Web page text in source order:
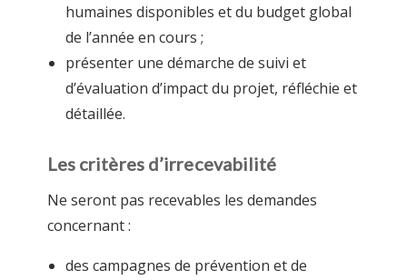
humaines disponibles et du budget global
de l’année en cours ;
présenter une démarche de suivi et
d’évaluation d’impact du projet, réfléchie et
détaillée.
Les critères d’irrecevabilité
Ne seront pas recevables les demandes
concernant :
des campagnes de prévention et de